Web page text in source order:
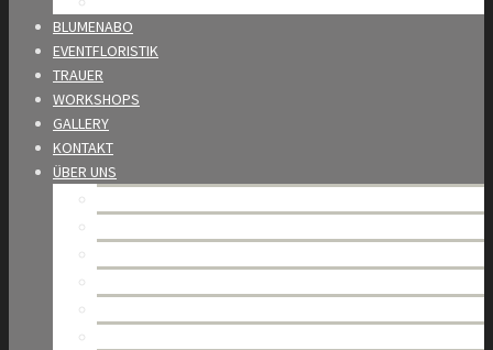
BLUMENABO
EVENTFLORISTIK
TRAUER
WORKSHOPS
GALLERY
KONTAKT
ÜBER UNS